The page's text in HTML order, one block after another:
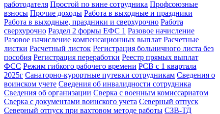
работодателя Простой по вине сотрудника Профсоюзные
взносы Прочие доходы Работа в выходные и праздники
Работа в выходные, праздники и сверхурочно Работа
сверхурочно Раздел 2 формы ЕФС 1 Разовое начисление
Разовое начисление компенсационных выплат Расчетные
листки Расчетный листок Регистрация больничного листа без
пособия Регистрация переработки Реестр прямых выплат
ФСС Режим гибкого рабочего времени РСВ с 1 квартала
2025г Санаторно-курортные путевки сотрудникам Сведения о
воинском учете Сведения об инвалидности сотрудника
Сведения об организации Сверка с военным комиссариатом
Сверка с документами воинского учета Северный отпуск
Северный отпуск при вахтовом методе работы СЗВ-ТД